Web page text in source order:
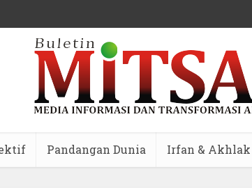
Pandangan Dunia Irfan & Akhlak